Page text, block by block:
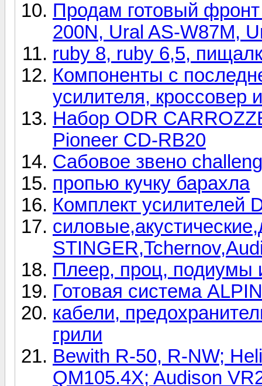
Продам готовый
200N, Ural AS-W87M,
ruby 8, ruby 6,5,
Компоненты с
усилителя, кроссовер
Набор ODR
Pioneer CD-RB20
Сабовое звено
пропью кучку барахла
Комплект усилителей
Плеер, проц, подиумы
Готовая система
кабели,
грили
Bewith R-50, R-NW;
QM105.4X; Audison